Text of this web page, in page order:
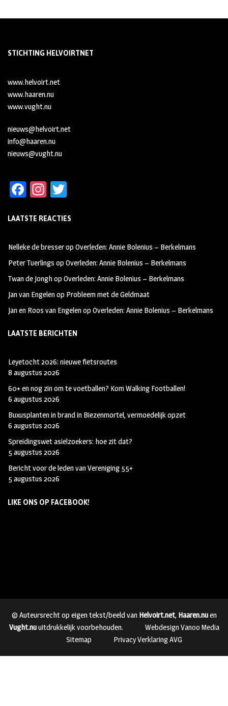
STICHTING HELVOIRTNET
www.helvoirt.net
www.haaren.nu
www.vught.nu
nieuws@helvoirt.net
info@haaren.nu
nieuws@vught.nu
Fa
b
oo
k
In
ag
m
tt
LAATSTE REACTIES
Nelleke de bresseropOverleden: Annie Bolenius – Berkelmans
Peter Tuerlings opOverleden: Annie Bolenius – Berkelmans
Twan de JonghopOverleden: Annie Bolenius – Berkelmans
Jan van Engelenop Probleem met de Geldmaat
Jan en Roos van EngelenopOverleden: Annie Bolenius – Berkelmans
LAATSTE BERICHTEN
Leyetocht 2026: nieuwe fietsroutes
8 augustus 2026
60+ en nog zin om te voetballen? Kom Walking Footballen!
6 augustus 2026
Buxusplanten in brand in Biezenmortel, vermoedelijk opzet
6 augustus 2026
Spreidingswet asielzoekers: hoe zit dat?
5 augustus 2026
Bericht voor de leden van Vereniging 55+
5 augustus 2026
LIKE ONS OP FACEBOOK!
© Auteursrecht op eigen tekst/beeld van Helvoirt.net, Haaren.nuen
Vught.nuuitdrukkelijk voorbehouden.
Webdesign Vanoo Media
Sitemap
Privacy Verklaring AVG